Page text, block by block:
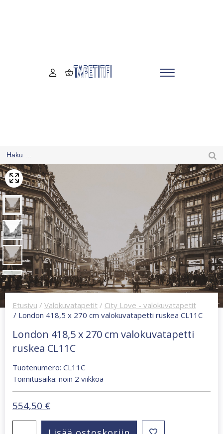
Etusivu / Valokuvatapetit / City Love - valokuvatapetit
/ London 418,5 x 270 cm valokuvatapetti ruskea CL11C
London 418,5 x 270 cm valokuvatapetti
ruskea CL11C
Tuotenumero: CL11C
Toimitusaika: noin 2 viikkoa
554,50 €